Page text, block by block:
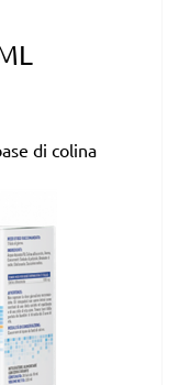
di colina